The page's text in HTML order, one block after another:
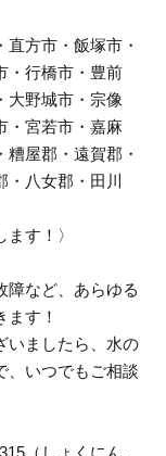
方市・飯塚市・
・行橋市・豊前
大野城市・宗像
・宮若市・嘉麻
屋郡・遠賀郡・
八女郡・田川
す！〉
障など、あらゆる
す！
いましたら、水の
、いつでもご相談
（しょくにん、